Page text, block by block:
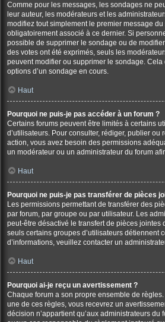
Comme pour les messages, les sondages ne
leur auteur, les modérateurs et les
modifiez tout simplement le premier message
obligatoirement associé à ce dernier. Si
possible de supprimer le sondage ou de
des votes ont été exprimés, seuls les
peuvent modifier ou supprimer le sondage.
options d’un sondage en cours.
Haut
Pourquoi ne puis-je pas accéder à un forum ?
Certains forums peuvent être limités à certains
d’utilisateurs. Pour consulter, rédiger, publier ou
action, vous avez besoin des permissions
un modérateur ou un administrateur du forum
Haut
Pourquoi ne puis-je pas transférer de pièces
Les permissions permettant de transférer des
par forum, par groupe ou par utilisateur. Les
peut-être désactivé le transfert de pièces jointes
seuls certains groupes d’utilisateurs détiennent
d’informations, veuillez contacter un
Haut
Pourquoi ai-je reçu un avertissement ?
Chaque forum a son propre ensemble de
une de ces règles, vous recevrez un
décision n’appartient qu’aux administrateurs du